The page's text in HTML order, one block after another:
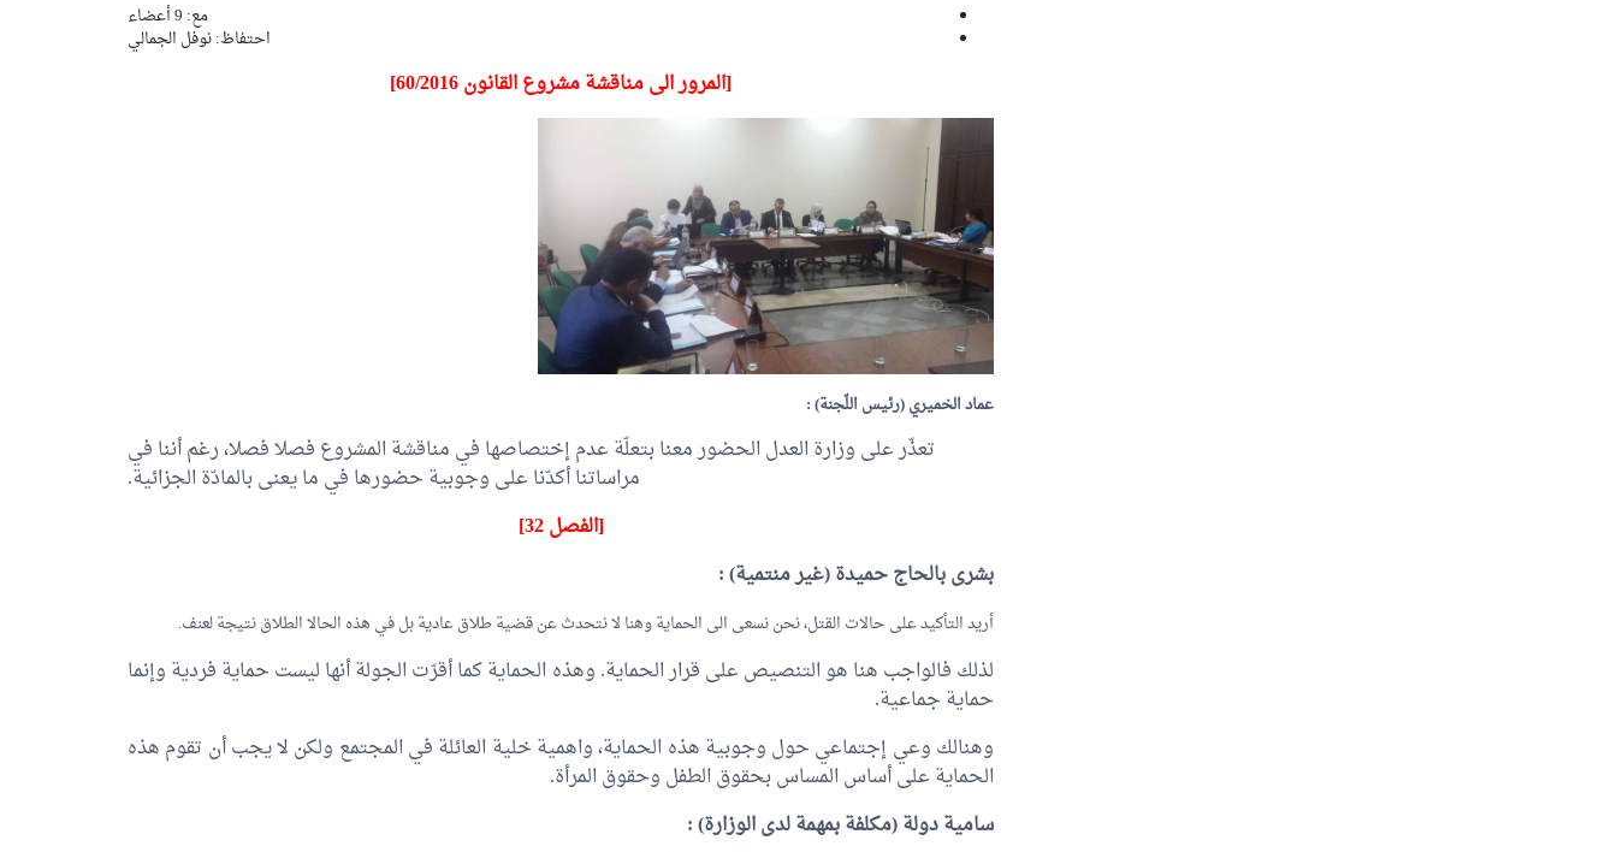
مع: 9 أعضاء
احتفاظ:نوفل الجمالي
[المرور الى مناقشة مشروع القانون 60/2016]
عماد الخميري(رئيس اللّجنة) :
تعذّر على وزارة العدل الحضور معنا بتعلّة عدم إختصاصها في مناقشة المشروع فصلا فصلا، رغم أننا في
مراساتنا أكدّنا على وجوبية حضورها في ما يعنى بالمادّة الجزائية.
[الفصل 32]
بشرى بالحاج حميدة(غير منتمية) :
أريد التأكيد على حالات القتل، نحن نسعى الى الحماية وهنا لا نتحدث عن قضية طلاق عادية بل في هذه الحالا الطلاق نتيجة لعنف.
لذلك فالواجب هنا هو التنصيص على قرار الحماية. وهذه الحماية كما أقرّت الجولة أنها ليست حماية فردية وإنما
حماية جماعية.
وهنالك وعي إجتماعي حول وجوبية هذه الحماية، واهمية خلية العائلة في المجتمع ولكن لا يجب أن تقوم هذه
الحماية على أساس المساس بحقوق الطفل وحقوق المرأة.
سامية دولة (مكلفة بمهمة لدى الوزارة) :